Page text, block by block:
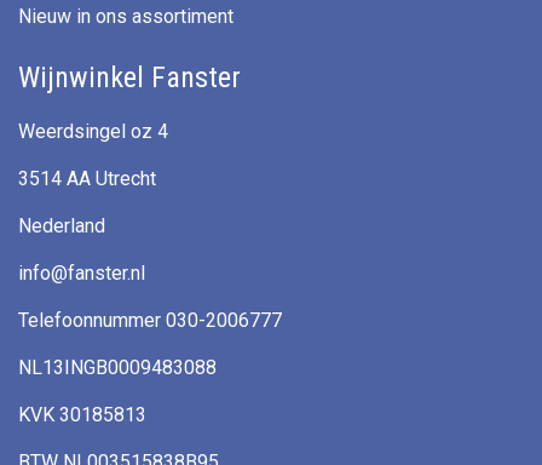
Nieuw in ons assortiment
Wijnwinkel Fanster
Weerdsingel oz 4
3514 AA Utrecht
Nederland
info@fanster.nl
Telefoonnummer 030-2006777
NL13INGB0009483088
KVK 30185813